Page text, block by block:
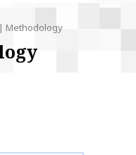
| Methodology